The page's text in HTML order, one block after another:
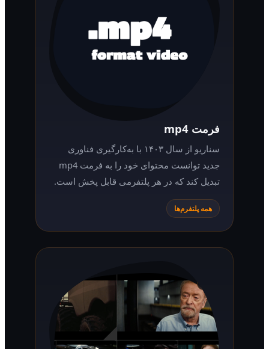
سناریو از سال ۱۴۰۳ با به‌کارگیری فناوری
جدید توانست محتوای خود را به فرمت mp4
تبدیل کند که در هر پلتفرمی قابل پخش است.
همه پلتفرم‌ها